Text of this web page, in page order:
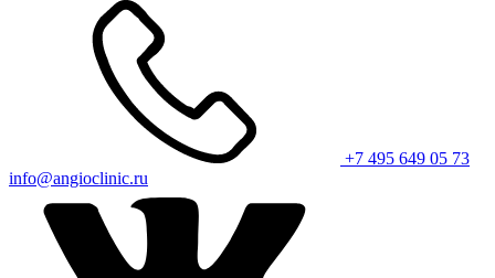
+7 495 649 05 73
info@angioclinic.ru